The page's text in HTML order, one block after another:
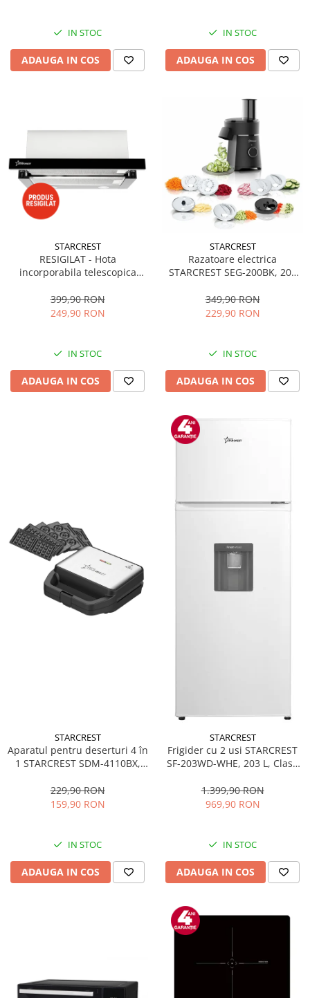
IN STOC
ADAUGA IN COS
IN STOC
ADAUGA IN COS
STARCREST
RESIGILAT - Hota
incorporabila telescopica
Putere de absorbtie 550 m3/h,
1 Motor, 2 Trepte putere, 60
399,90 RON
249,90 RON
IN STOC
ADAUGA IN COS
STARCREST
Razatoare electrica
STARCREST SEG-200BK, 200
349,90 RON
229,90 RON
IN STOC
ADAUGA IN COS
STARCREST
Aparatul pentru deserturi 4 în
1 STARCREST SDM-4110BX,
invelis ceramic pentru vafe,
nuci, gogosi si smile
229,90 RON
159,90 RON
IN STOC
ADAUGA IN COS
STARCREST
Frigider cu 2 usi STARCREST
SF-203WD-WHE, 203 L, Clasa
Termostat Ajustabil, Usi
reversibile, H 145 cm, Alb
1.399,90 RON
969,90 RON
IN STOC
ADAUGA IN COS